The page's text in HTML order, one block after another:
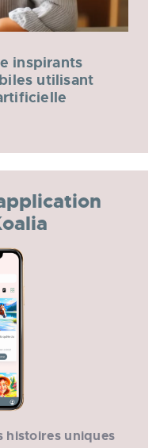
inspirants
utilisant
histoires uniques